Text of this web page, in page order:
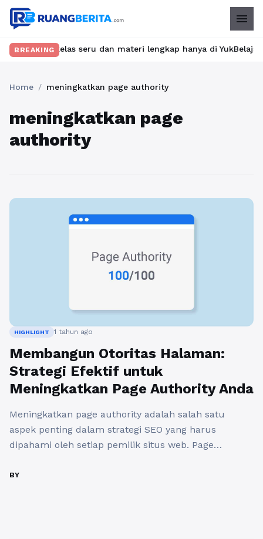
menu
BREAKING
kelas seru dan materi lengkap hanya di
Home / meningkatkan page authority
meningkatkan page
authority
HIGHLIGHT 1 tahun ago
Membangun Otoritas Halaman:
Strategi Efektif untuk
Meningkatkan Page Authority Anda
Meningkatkan page authority adalah salah satu
aspek penting dalam strategi SEO yang harus
dipahami oleh setiap pemilik situs web. Page
memperkirakan seberapa baik halaman Anda dapat
BY